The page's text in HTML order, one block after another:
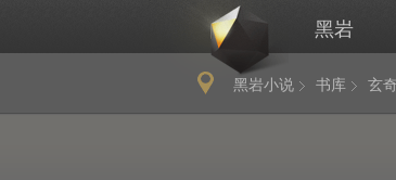
黑岩
黑岩小说 书库 玄